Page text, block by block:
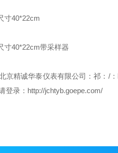
寸40*22cm
寸40*22cm带采样器
京精诚华泰仪表有限公司 ：祁 ：/
登录：http://jchtyb.goepe.com/